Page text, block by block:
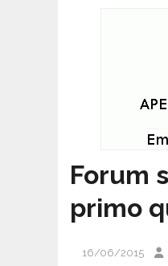
Forum
primo
16/06/2015